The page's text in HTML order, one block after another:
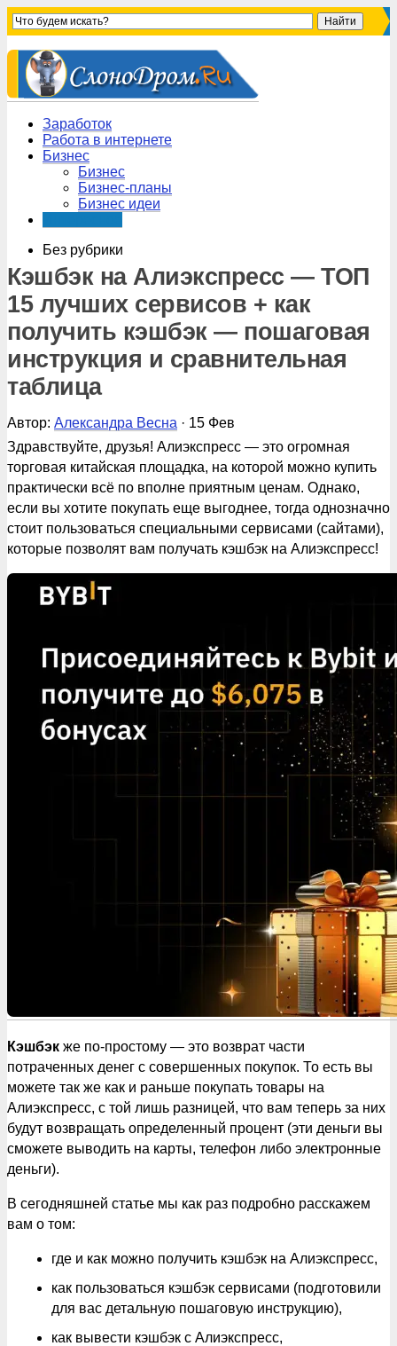
Заработок
Работа в интернете
Бизнес
Бизнес
Бизнес-планы
Бизнес идеи
Без рубрики
Кэшбэк на Алиэкспресс — ТОП
15 лучших сервисов + как
получить кэшбэк — пошаговая
инструкция и сравнительная
таблица
Автор: Александра Весна · 15 Фев
Здравствуйте, друзья! Алиэкспресс — это огромная
торговая китайская площадка, на которой можно купить
практически всё по вполне приятным ценам. Однако,
если вы хотите покупать еще выгоднее, тогда однозначно
стоит пользоваться специальными сервисами (сайтами),
которые позволят вам получать кэшбэк на Алиэкспресс!
Кэшбэк же по-простому — это возврат части
потраченных денег с совершенных покупок. То есть вы
можете так же как и раньше покупать товары на
Алиэкспресс, с той лишь разницей, что вам теперь за них
будут возвращать определенный процент (эти деньги вы
сможете выводить на карты, телефон либо электронные
деньги).
В сегодняшней статье мы как раз подробно расскажем
вам о том:
где и как можно получить кэшбэк на Алиэкспресс,
как пользоваться кэшбэк сервисами (подготовили
для вас детальную пошаговую инструкцию),
как вывести кэшбэк с Алиэкспресс,